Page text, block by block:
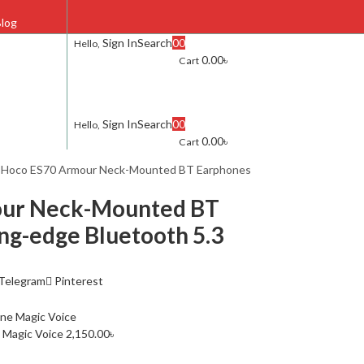
Hello, Sign InSearch00
Cart 0.00৳
Hello, Sign InSearch00
Cart 0.00৳
Hoco ES70 Armour Neck-Mounted BT Earphones
Neck-Mounted BT
edge Bluetooth 5.3
Pinterest
Voice 2,150.00৳